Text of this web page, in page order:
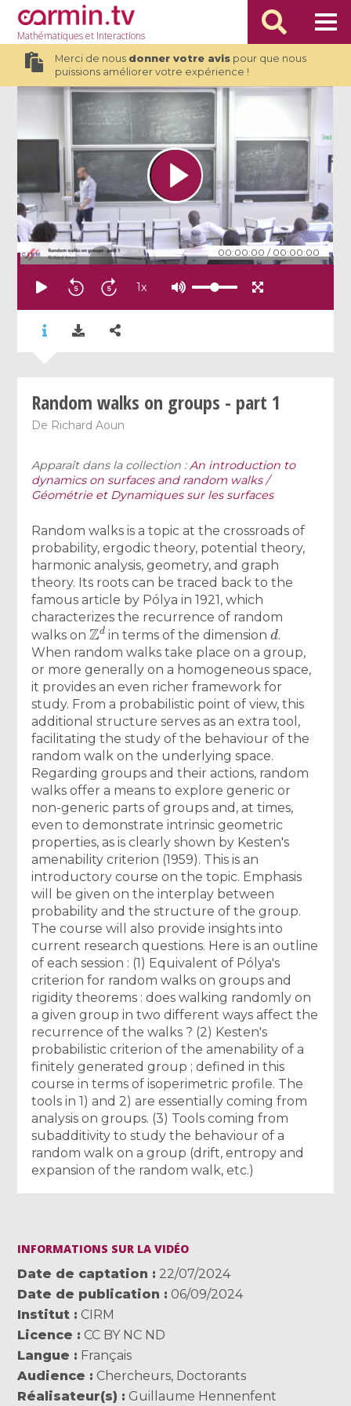
Mathématiqueset Interactions
Merci de nous donner votre avispour que nous
puissions améliorer votre expérience !
00:00:00 / 00:00:00
1x
Random walks on groups - part 1
De Richard Aoun
Apparaît dans la collection :An introduction to
dynamics on surfaces and random walks /
Géométrie et Dynamiques sur les surfaces
Random walks is a topic at the crossroads of
probability, ergodic theory, potential theory,
harmonic analysis, geometry, and graph
theory. Its roots can be traced back to the
famous article by Pólya in 1921, which
characterizes the recurrence of random
walks on
Zd
in terms of the dimension
d
.
When random walks take place on a group,
or more generally on a homogeneous space,
it provides an even richer framework for
study. From a probabilistic point of view, this
additional structure serves as an extra tool,
facilitating the study of the behaviour of the
random walk on the underlying space.
Regarding groups and their actions, random
walks offer a means to explore generic or
non-generic parts of groups and, at times,
even to demonstrate intrinsic geometric
properties, as is clearly shown by Kesten's
amenability criterion (1959). This is an
introductory course on the topic. Emphasis
will be given on the interplay between
probability and the structure of the group.
The course will also provide insights into
current research questions. Here is an outline
of each session : (1) Equivalent of Pólya's
criterion for random walks on groups and
rigidity theorems : does walking randomly on
a given group in two different ways affect the
recurrence of the walks ? (2) Kesten's
probabilistic criterion of the amenability of a
finitely generated group ; defined in this
course in terms of isoperimetric profile. The
tools in 1) and 2) are essentially coming from
analysis on groups. (3) Tools coming from
subadditivity to study the behaviour of a
random walk on a group (drift, entropy and
expansion of the random walk, etc.)
INFORMATIONS SUR LA VIDÉO
Date de captation
22/07/2024
Date de publication
06/09/2024
Institut
CIRM
Licence
CC BY NC ND
Langue
Français
Audience
Chercheurs, Doctorants
Réalisateur(s)
Guillaume Hennenfent